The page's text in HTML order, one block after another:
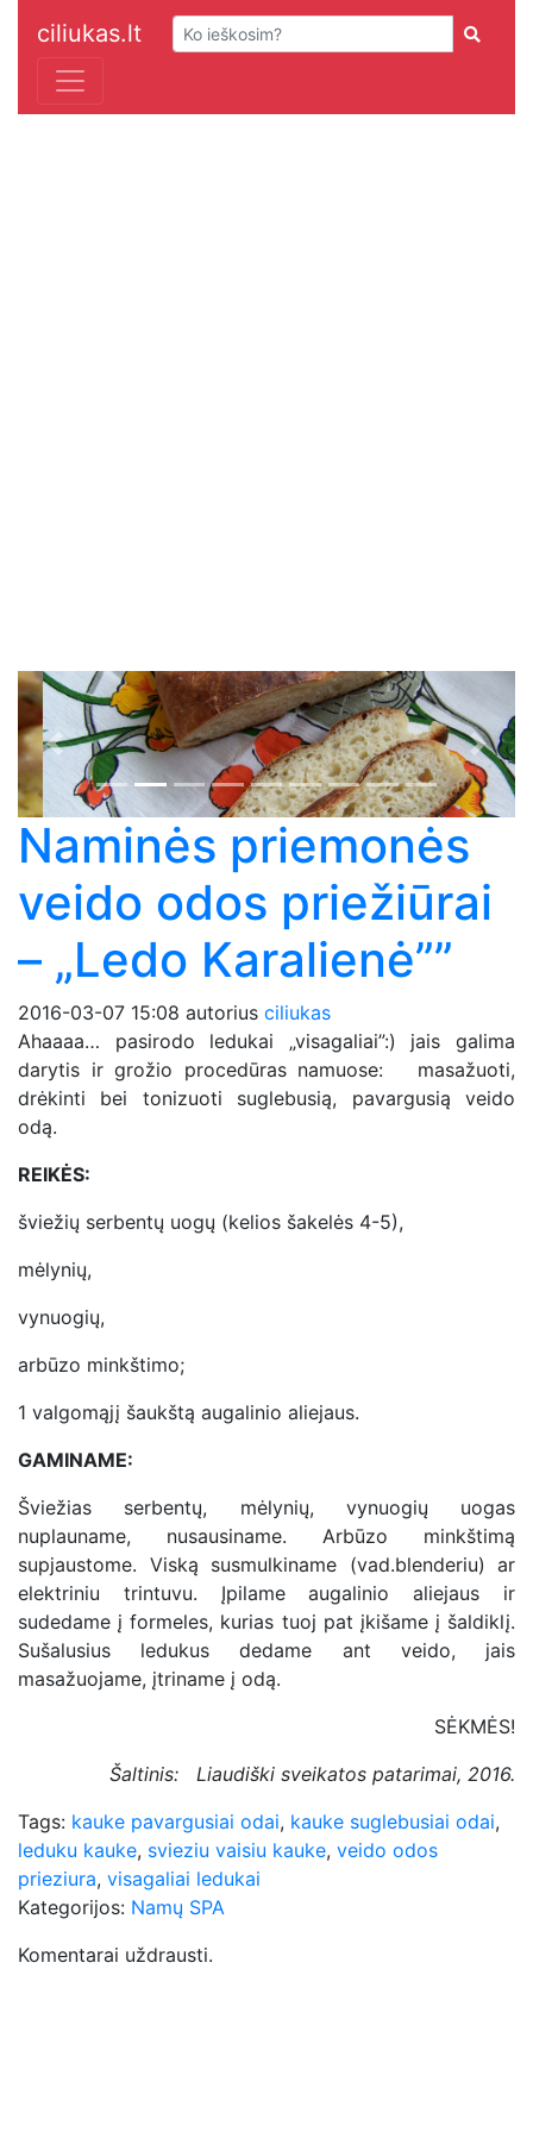
ciliukas.lt
Previous Next
Naminės priemonės
veido odos priežiūrai
– „Ledo Karalienė””
2016-03-07 15:08 autorius ciliukas
Ahaaaa… pasirodo ledukai „visagaliai”:) jais galima
darytis ir grožio procedūras namuose: masažuoti,
drėkinti bei tonizuoti suglebusią, pavargusią veido
odą.
REIKĖS:
šviežių serbentų uogų (kelios šakelės 4-5),
mėlynių,
vynuogių,
arbūzo minkštimo;
1 valgomąjį šaukštą augalinio aliejaus.
GAMINAME:
Šviežias serbentų, mėlynių, vynuogių uogas
nuplauname, nusausiname. Arbūzo minkštimą
supjaustome. Viską susmulkiname (vad.blenderiu) ar
elektriniu trintuvu. Įpilame augalinio aliejaus ir
sudedame į formeles, kurias tuoj pat įkišame į šaldiklį.
Sušalusius ledukus dedame ant veido, jais
masažuojame, įtriname į odą.
SĖKMĖS!
Šaltinis: Liaudiški sveikatos patarimai, 2016.
Tags: kauke pavargusiai odai, kauke suglebusiai odai,
leduku kauke, svieziu vaisiu kauke, veido odos
prieziura, visagaliai ledukai
Kategorijos: Namų SPA
Komentarai uždrausti.